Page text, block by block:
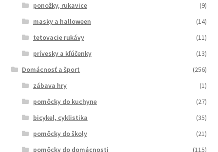
ponožky, rukavice
(9)
masky a halloween
(14)
tetovacie rukávy
(11)
prívesky a kľúčenky
(13)
Domácnosť a šport
(256)
zábava hry
(1)
pomôcky do kuchyne
(27)
bicykel, cyklistika
(35)
pomôcky do školy
(21)
pomôcky do domácnosti
(115)